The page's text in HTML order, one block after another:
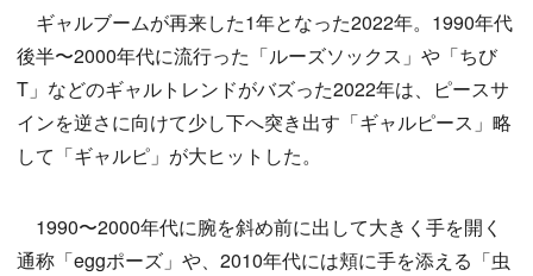
ギャルブームが再来した1年となった2022年。1990年代
後半〜2000年代に流行った「ルーズソックス」や「ちび
T」などのギャルトレンドがバズった2022年は、ピースサ
インを逆さに向けて少し下へ突き出す「ギャルピース」略
して「ギャルピ」が大ヒットした。
1990〜2000年代に腕を斜め前に出して大きく手を開く
通称「eggポーズ」や、2010年代には頬に手を添える「虫